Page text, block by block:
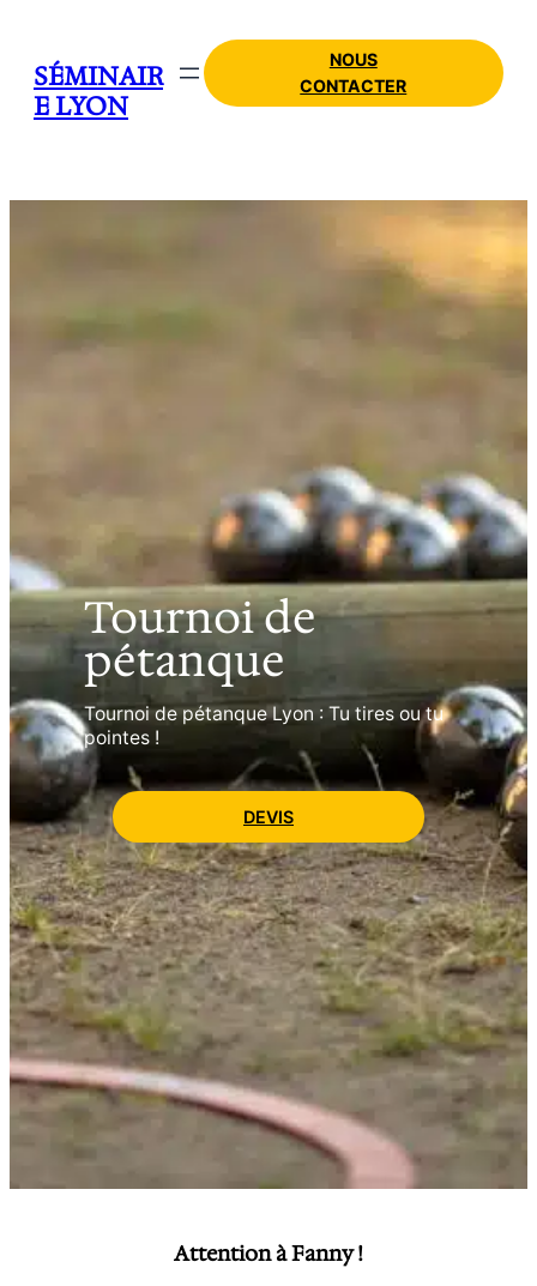
SÉMINAIR
E LYON
NOUS
CONTACTER
Tournoi de
pétanque
Tournoi de pétanque Lyon : Tu tires ou tu
pointes !
DEVIS
Attention à Fanny !